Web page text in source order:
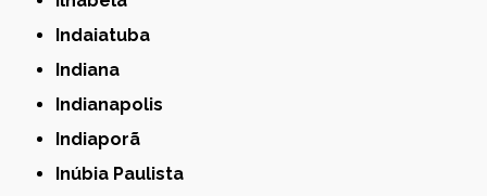
Indaiatuba
Indiana
Indianapolis
Indiaporã
Inúbia Paulista